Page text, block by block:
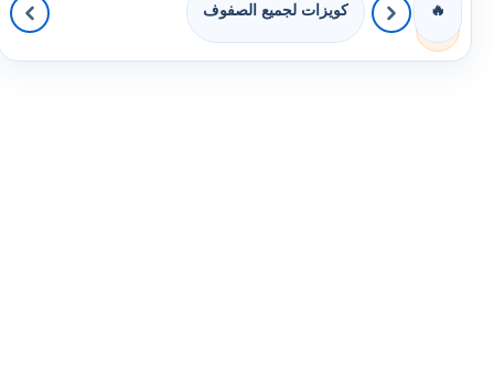
كويزات لجميع الصفوف